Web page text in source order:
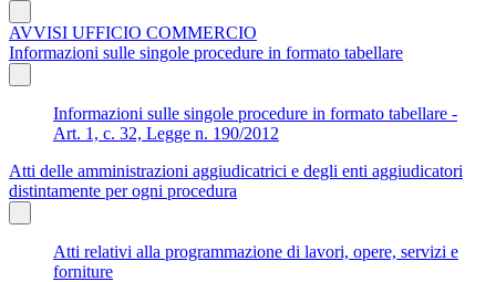
AVVISI UFFICIO COMMERCIO
Informazioni sulle singole procedure in formato tabellare
Informazioni sulle singole procedure in formato tabellare -
Art. 1, c. 32, Legge n. 190/2012
Atti delle amministrazioni aggiudicatrici e degli enti aggiudicatori
distintamente per ogni procedura
Atti relativi alla programmazione di lavori, opere, servizi e
forniture